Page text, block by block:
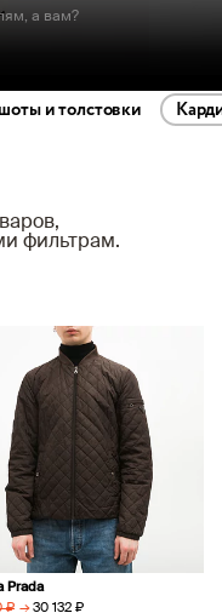
, а вам?
и толстовки
фильтрам.
Prada
₽ → 30 132 ₽